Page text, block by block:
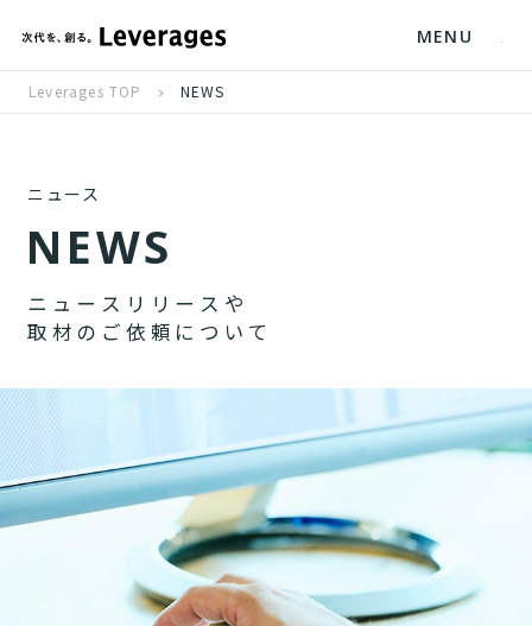
MENU
Leverages TOP NEWS
ニュース
NEWS
ニ ュ ー ス リ リ ー ス や
取 材 の ご 依 頼 に つ い て